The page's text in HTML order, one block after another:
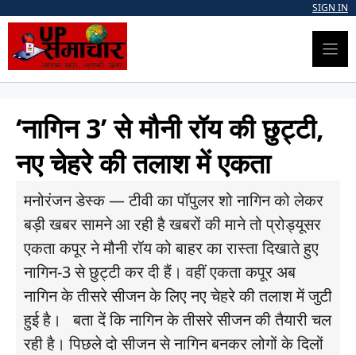
content
SIGN IN
‘नागिन 3’ से मौनी रॉय की छुट्टी,
नए चेहरे की तलाश में एकता
मनोरंजन डेस्क — टीवी का पॉपुलर शो नागिन को लेकर
बड़ी खबर सामने आ रही है खबरों की माने तो प्रोड्यूसर
एकता कपूर ने मौनी रॉय को बाहर का रास्ता दिखाते हुए
नागिन-3 से छुट्टी कर दी हैं। वहीं एकता कपूर अब
नागिन के तीसरे सीजन के लिए नए चेहरे की तलाश में जुटी
हुई है। बता दें कि नागिन के तीसरे सीजन की तैयारी चल
रही है। पिछले दो सीजन से नागिन बनकर लोगों के दिलों